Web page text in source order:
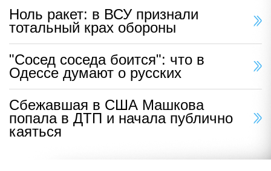
Ноль ракет: в ВСУ признали
тотальный крах обороны
"Сосед соседа боится": что в
Одессе думают о русских
Сбежавшая в США Машкова
попала в ДТП и начала публично
каяться